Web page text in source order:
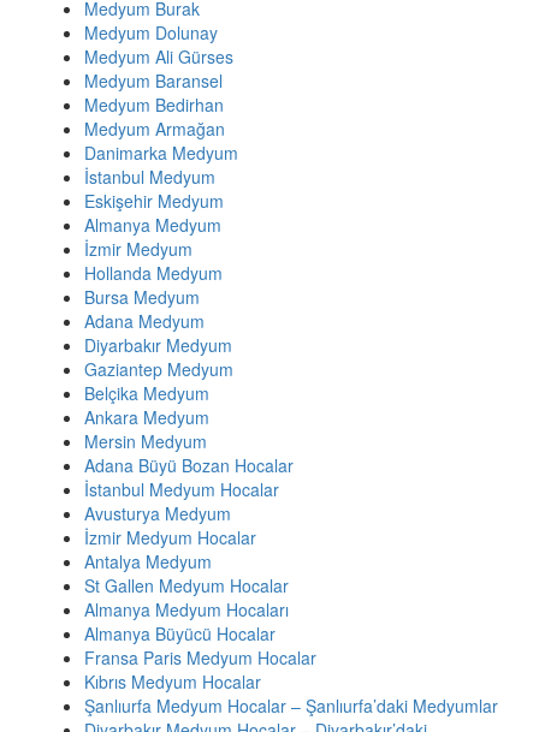
Medyum Burak
Medyum Dolunay
Medyum Ali Gürses
Medyum Baransel
Medyum Bedirhan
Medyum Armağan
Danimarka Medyum
İstanbul Medyum
Eskişehir Medyum
Almanya Medyum
İzmir Medyum
Hollanda Medyum
Bursa Medyum
Adana Medyum
Diyarbakır Medyum
Gaziantep Medyum
Belçika Medyum
Ankara Medyum
Mersin Medyum
Adana Büyü Bozan Hocalar
İstanbul Medyum Hocalar
Avusturya Medyum
İzmir Medyum Hocalar
Antalya Medyum
St Gallen Medyum Hocalar
Almanya Medyum Hocaları
Almanya Büyücü Hocalar
Fransa Paris Medyum Hocalar
Kıbrıs Medyum Hocalar
Şanlıurfa Medyum Hocalar – Şanlıurfa’daki Medyumlar